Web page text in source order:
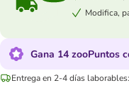
Modifica,
Gana 14 zooPuntos
Entrega en 2-4 días laborables: